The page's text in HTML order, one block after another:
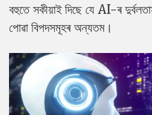
বহুতে সকীয়াই দিছে যে AI-ৰ
পোৱা বিপদসমূহৰ অন্যতম।